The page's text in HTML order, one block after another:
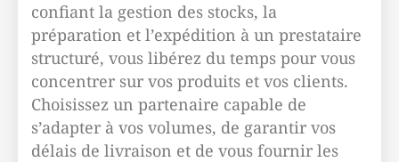
confiant la gestion des stocks, la
préparation et l’expédition à un prestataire
structuré, vous libérez du temps pour vous
concentrer sur vos produits et vos clients.
Choisissez un partenaire capable de
s’adapter à vos volumes, de garantir vos
délais de livraison et de vous fournir les